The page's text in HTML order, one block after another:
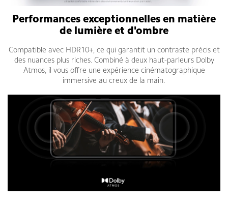
Performances exceptionnelles en matière
de lumière et d'ombre
Compatible avec HDR10+, ce qui garantit un contraste précis et
des nuances plus riches. Combiné à deux haut-parleurs Dolby
Atmos, il vous offre une expérience cinématographique
immersive au creux de la main.